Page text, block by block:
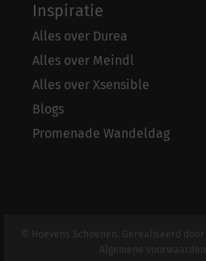
Inspiratie
Alles over Durea
Alles over Meindl
Alles over Xsensible
Blogs
Promenade Wandeldag
© Hoevens Schoenen. Gerealiseerd door
Algemene voorwaarden